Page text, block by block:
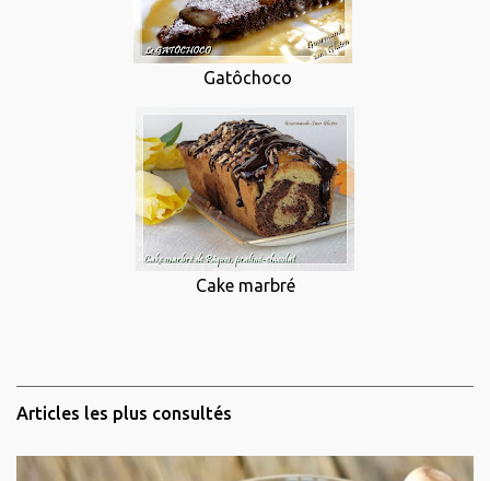
Gatôchoco
Cake marbré
Articles les plus consultés